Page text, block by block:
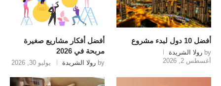
أفضل 10 دول لبدء مشروع
by رولا الشريدة
أغسطس 2, 2026
أفضل أفكار مشاريع صغيرة
مربحة في 2026
by رولا الشريدة يوليو 30, 2026